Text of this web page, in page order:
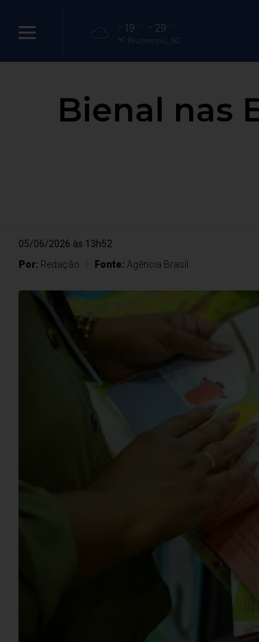
19 29
Blumenau, SC
Bienal nas
05/06/2026 às 13h52
Por: Redação Fonte: Agência Brasil